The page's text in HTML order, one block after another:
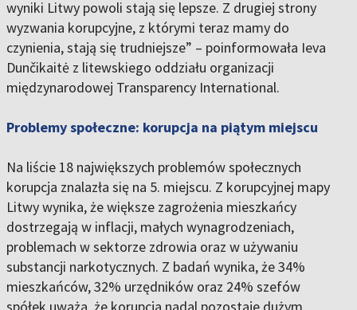
wyniki Litwy powoli stają się lepsze. Z drugiej strony
wyzwania korupcyjne, z którymi teraz mamy do
czynienia, stają się trudniejsze” – poinformowała Ieva
Dunčikaitė z litewskiego oddziału organizacji
międzynarodowej Transparency International.
Problemy społeczne: korupcja na piątym miejscu
Na liście 18 największych problemów społecznych
korupcja znalazła się na 5. miejscu. Z korupcyjnej mapy
Litwy wynika, że większe zagrożenia mieszkańcy
dostrzegają w inflacji, małych wynagrodzeniach,
problemach w sektorze zdrowia oraz w używaniu
substancji narkotycznych. Z badań wynika, że 34%
mieszkańców, 32% urzędników oraz 24% szefów